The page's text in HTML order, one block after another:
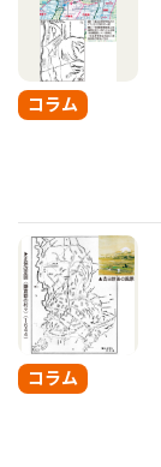
コラム
コラム